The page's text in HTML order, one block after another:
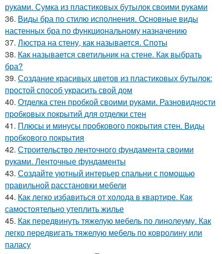
руками. Сумка из пластиковых бутылок своими руками
36. Виды бра по стилю исполнения. Основные виды
настенных бра по функциональному назначению
37. Люстра на стену, как называется. Споты
38. Как называется светильник на стене. Как выбрать
бра?
39. Создание красивых цветов из пластиковых бутылок:
простой способ украсить свой дом
40. Отделка стен пробкой своими руками. Разновидности
пробковых покрытий для отделки стен
41. Плюсы и минусы пробкового покрытия стен. Виды
пробкового покрытия
42. Строительство ленточного фундамента своими
руками. Ленточные фундаменты
43. Создайте уютный интерьер спальни с помощью
правильной расстановки мебели
44. Как легко избавиться от холода в квартире. Как
самостоятельно утеплить жилье
45. Как передвинуть тяжелую мебель по линолеуму. Как
легко передвигать тяжелую мебель по ковролину или
паласу